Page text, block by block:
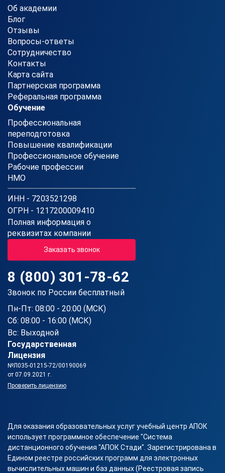
Об академии
Блог
Отзывы
Вопросы-ответы
Сотрудничество
Контакты
Карта сайта
Партнерская программа
Реферальная программа
Обучение
Профессиональная
переподготовка
Повышение квалификации
Профессиональное обучение
Рабочие профессии
НМО
ИНН - 7203521298
ОГРН - 1217200009410
Полная информация о
реквизитах компании
Заказать звонок
8 (800) 301-78-62
Звонок по России бесплатный
Пн-Пт: 08:00 - 20:00 (МСК)
Сб: 08:00 - 16:00 (МСК)
Вс: Выходной
Государственная
Лицензия
№Л035-01215-72/00190069
от 07.09.2021 г.
Проверить лицензию
Для оказания образовательных услуг учебный центр АПОК
использует программное обеспечение "Система
дистанционного обучения "АПОК Стади". Зарегистрирована в
Едином реестре российских программ для электронных
вычислительных машин и баз данных (Реестровая запись